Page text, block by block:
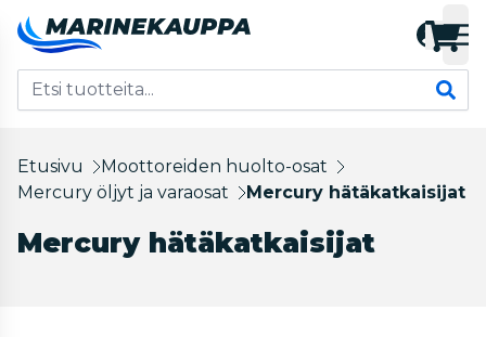
Etusivu
Moottoreiden huolto-osat
Mercury öljyt ja varaosat
Mercury hätäkatkaisijat
Mercury hätäkatkaisijat